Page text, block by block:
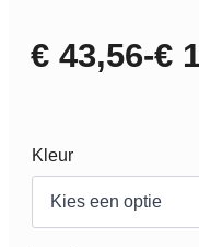
€ 43,56-€
tot
€ 108,90
Kleur